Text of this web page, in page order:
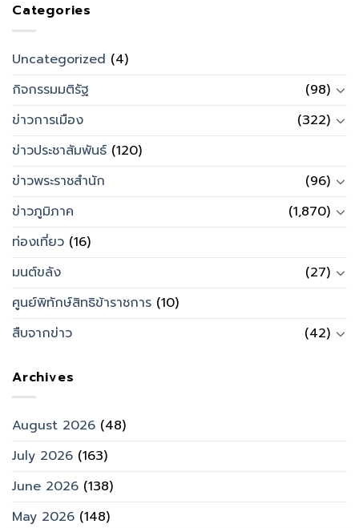
Categories
Uncategorized (4)
กิจกรรมมติรัฐ
(98)
ข่าวการเมือง
(322)
ข่าวประชาสัมพันธ์ (120)
ข่าวพระราชสำนัก
(96)
ข่าวภูมิภาค
(1,870)
ท่องเที่ยว (16)
มนต์ขลัง
(27)
ศูนย์พิทักษ์สิทธิข้าราชการ (10)
สืบจากข่าว
(42)
Archives
August 2026 (48)
July 2026 (163)
June 2026 (138)
May 2026 (148)